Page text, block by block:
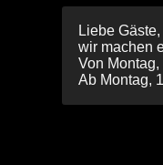
Liebe Gäste,
wir machen
Von
Ab Montag,